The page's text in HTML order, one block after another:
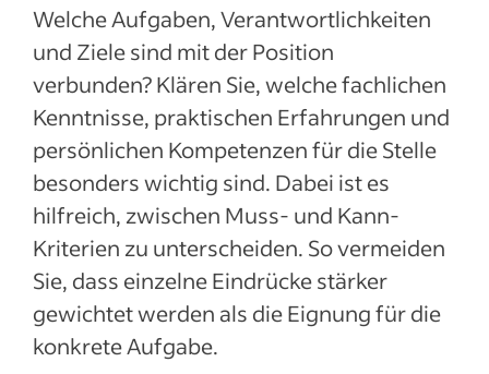
Welche Aufgaben, Verantwortlichkeiten
und Ziele sind mit der Position
verbunden? Klären Sie, welche fachlichen
Kenntnisse, praktischen Erfahrungen und
persönlichen Kompetenzen für die Stelle
besonders wichtig sind. Dabei ist es
hilfreich, zwischen Muss- und Kann-
Kriterien zu unterscheiden. So vermeiden
Sie, dass einzelne Eindrücke stärker
gewichtet werden als die Eignung für die
konkrete Aufgabe.